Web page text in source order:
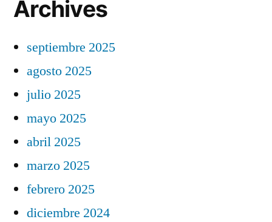
Archives
septiembre 2025
agosto 2025
julio 2025
mayo 2025
abril 2025
marzo 2025
febrero 2025
diciembre 2024